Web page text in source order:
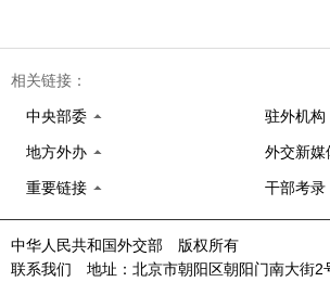
相关链接：
中央部委 驻外机构
地方外办 外交新媒
重要链接 干部考录
中华人民共和国外交部 版权所有
联系我们 地址：北京市朝阳区朝阳门南大